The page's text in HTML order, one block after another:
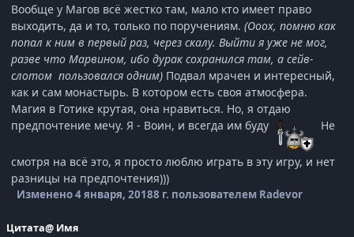
Вообще у Магов всё жестко там, мало кто имеет право
выходить, да и то, только по поручениям. (Ооох, помню как
попал к ним в первый раз, через скалу. Выйти я уже не мог,
разве что Марвином, ибо дурак сохранился там, а сейв-
слотом пользовался одним) Подвал мрачен и интересный,
как и сам монастырь. В котором есть своя атмосфера.
Магия в Готике крутая, она нравиться. Но, я отдаю
предпочтение мечу. Я - Воин, и всегда им буду
Не
смотря на всё это, я просто люблю играть в эту игру, и нет
разницы на предпочтения)))
Изменено4 января, 20188 г. пользователем Radevor
Цитата@ Имя